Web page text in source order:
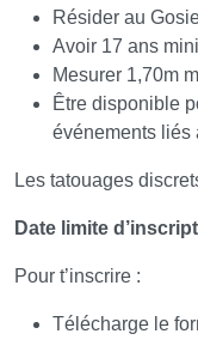
Résider au
Avoir 17 ans
Mesurer 1,70m
Être disponible
événements liés
Les tatouages
Date limite
Pour t’inscrire :
Télécharge le